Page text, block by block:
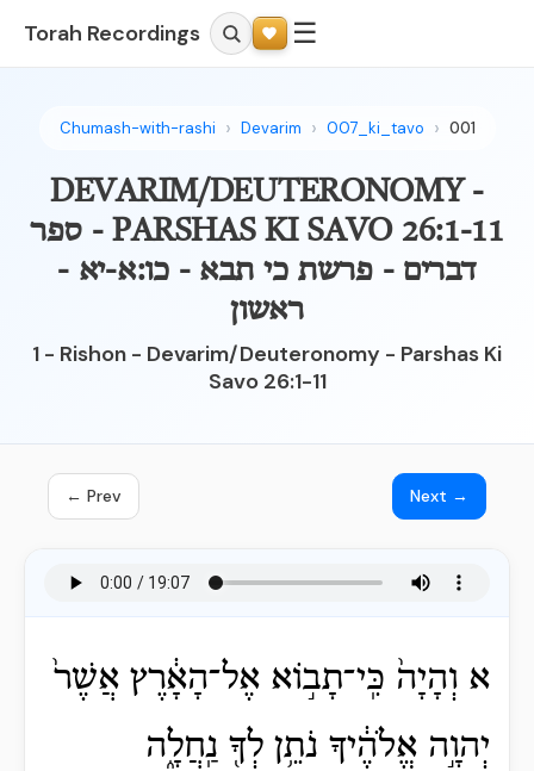
Torah Recordings ☰
Chumash-with-rashi Devarim 007_ki_tavo 001
DEVARIM/DEUTERONOMY -
PARSHAS KI SAVO 26:1-11 - ספר
דברים - פרשת כי תבא - כו:א-יא -
ראשון
1 - Rishon - Devarim/Deuteronomy - Parshas Ki
Savo 26:1-11
← Prev Next →
א וְהָיָה֙ כִּֽי־תָב֣וֹא אֶל־הָאָ֔רֶץ אֲשֶׁר֙
יְהוָ֣ה אֱלֹהֶ֔יךָ נֹתֵ֥ן לְךָ֖ נַֽחֲלָ֑ה